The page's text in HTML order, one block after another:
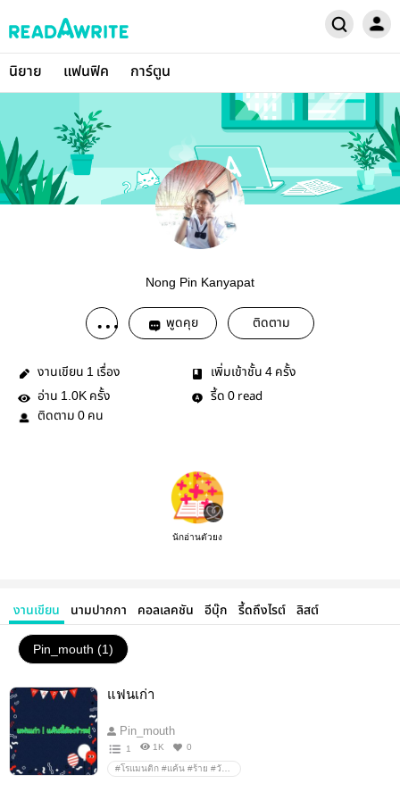
นิยาย แฟนฟิค การ์ตูน
Nong Pin Kanyapat
พูดคุย ติดตาม
งานเขียน 1 เรื่อง เพิ่มเข้าชั้น 4 ครั้ง
อ่าน 1.0K ครั้ง รี้ด 0 read
ติดตาม 0 คน
นักอ่านตัวยง
งานเขียน นามปากกา คอลเลคชัน อีบุ๊ก รี้ดถึงไรต์ ลิสต์
Pin_mouth (1)
แฟนเก่า
Pin_mouth
1 1K 0